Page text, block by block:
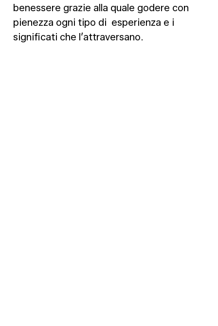
benessere grazie alla quale godere con
pienezza ogni tipo di esperienza e i
significati che l’attraversano.